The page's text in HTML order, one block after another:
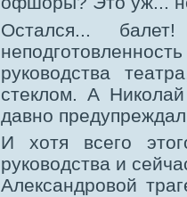
Остался...
руководства
стеклом. А
давно
И хотя всего
руководства и
Александровой